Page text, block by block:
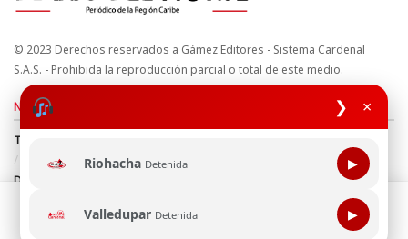
❯ ×
Riohacha Detenida ▶
Valledupar Detenida ▶
© 2023 Derechos reservados a Gámez Editores - Sistema Cardenal
S.A.S. - Prohibida la reproducción parcial o total de este medio.
Nuestros sitios
Términos y Condiciones
Política de uso de cookies
Política de Tratamiento de Datos
Directrices Editoriales
Esta página web usa cookie para mejorar tu experiencia de
navegación, al continuar aceptas nuestra política de uso de